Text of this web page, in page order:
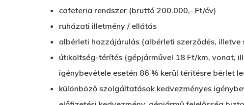
cafeteria rendszer (bruttó 200.000,- Ft/év)
ruházati illetmény / ellátás
albérleti hozzájárulás (albérleti szerződés,
útiköltség-térítés (gépjárművel 18 Ft/km, vonat,
igénybevétele esetén 86 % kerül térítésre bérlet
különböző szolgáltatások kedvezményes